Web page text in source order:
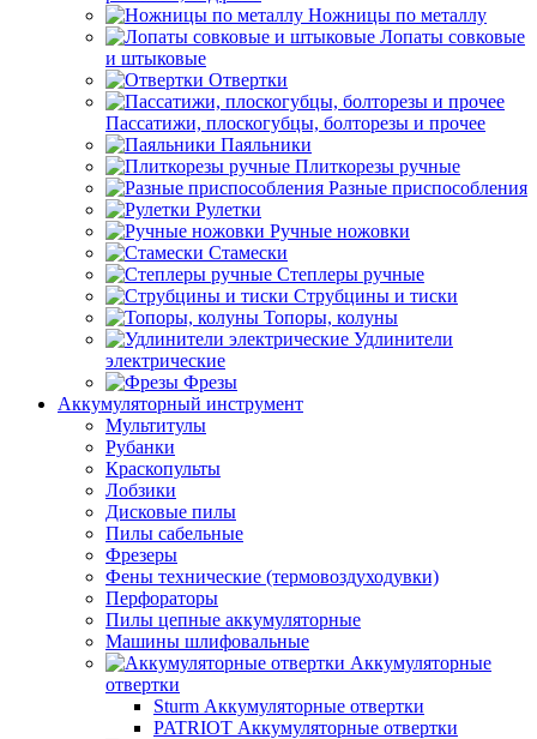
Ножницы по металлу
Лопаты совковые
и штыковые
Отвертки
Пассатижи, плоскогубцы, болторезы и прочее
Паяльники
Плиткорезы ручные
Разные приспособления
Рулетки
Ручные ножовки
Стамески
Степлеры ручные
Струбцины и тиски
Топоры, колуны
Удлинители
электрические
Фрезы
Аккумуляторный инструмент
Мультитулы
Рубанки
Краскопульты
Лобзики
Дисковые пилы
Пилы сабельные
Фрезеры
Фены технические (термовоздуходувки)
Перфораторы
Пилы цепные аккумуляторные
Машины шлифовальные
Аккумуляторные
отвертки
Sturm Аккумуляторные отвертки
PATRIOT Аккумуляторные отвертки